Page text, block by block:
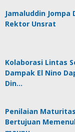
Jamaluddin
Rektor Unsrat
Kolaborasi Lintas
Dampak El Nino
Din…
Penilaian
Bertujuan